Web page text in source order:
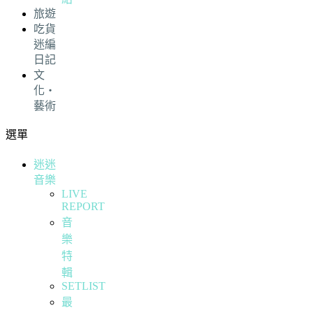
旅遊
吃貨
迷編
日記
文
化・
藝術
選單
迷迷
音樂
LIVE
REPORT
音
樂
特
輯
SETLIST
最